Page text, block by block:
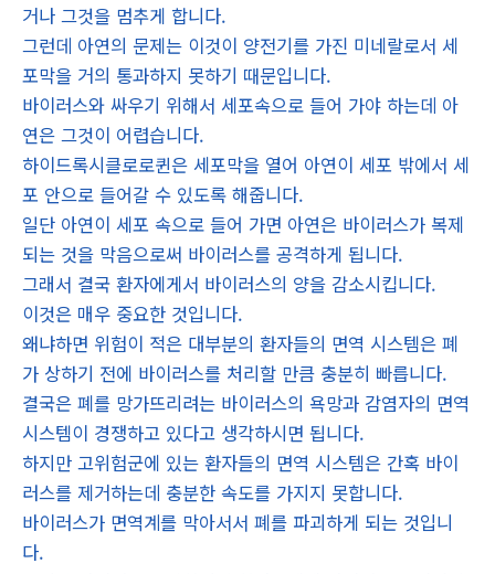
거나 그것을 멈추게 합니다.
그런데 아연의 문제는 이것이 양전기를 가진 미네랄로서 세
포막을 거의 통과하지 못하기 때문입니다.
바이러스와 싸우기 위해서 세포속으로 들어 가야 하는데 아
연은 그것이 어렵습니다.
하이드록시클로로퀸은 세포막을 열어 아연이 세포 밖에서 세
포 안으로 들어갈 수 있도록 해줍니다.
일단 아연이 세포 속으로 들어 가면 아연은 바이러스가 복제
되는 것을 막음으로써 바이러스를 공격하게 됩니다.
그래서 결국 환자에게서 바이러스의 양을 감소시킵니다.
이것은 매우 중요한 것입니다.
왜냐하면 위험이 적은 대부분의 환자들의 면역 시스템은 폐
가 상하기 전에 바이러스를 처리할 만큼 충분히 빠릅니다.
결국은 폐를 망가뜨리려는 바이러스의 욕망과 감염자의 면역
시스템이 경쟁하고 있다고 생각하시면 됩니다.
하지만 고위험군에 있는 환자들의 면역 시스템은 간혹 바이
러스를 제거하는데 충분한 속도를 가지지 못합니다.
바이러스가 면역계를 막아서서 폐를 파괴하게 되는 것입니
다.